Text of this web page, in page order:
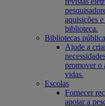
aquisições
biblioteca.
Bibliotecas
Ajude a
promover o
vidas.
Escolas
Fornecer
apoiar a